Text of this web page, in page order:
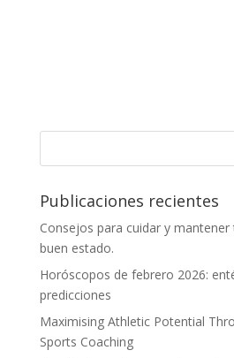
Publicaciones recientes
Consejos para cuidar y
buen estado.
Horóscopos de febrero 2026:
predicciones
Maximising Athletic Potential
Sports Coaching